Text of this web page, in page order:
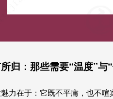
归：那些需要“温度”与
力在于：它既不平庸，也不